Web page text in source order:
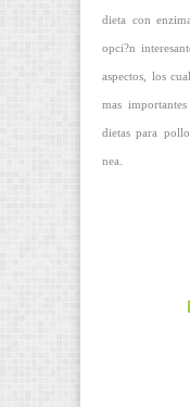
dieta con
opci?n
aspectos, los
mas
dietas para
nea.